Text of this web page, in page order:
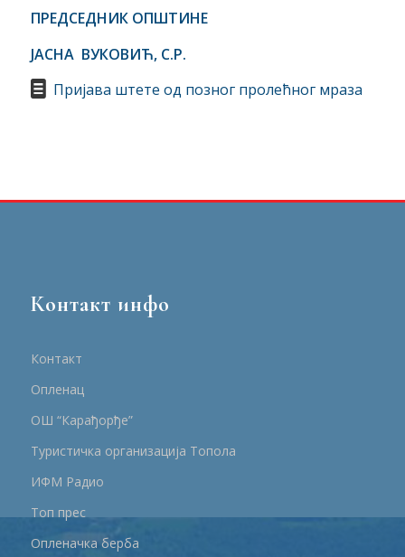
ПРЕДСЕДНИК ОПШТИНЕ
ЈАСНА ВУКОВИЋ, С.Р.
Пријава штете од позног пролећног мраза
Контакт инфо
Контакт
Опленац
ОШ “Карађорђе”
Туристичка организација Топола
ИФМ Радио
Топ прес
Опленачка берба